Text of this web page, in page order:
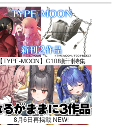
【TYPE-MOON】C108新刊特集
8月6日再掲載 NEW!